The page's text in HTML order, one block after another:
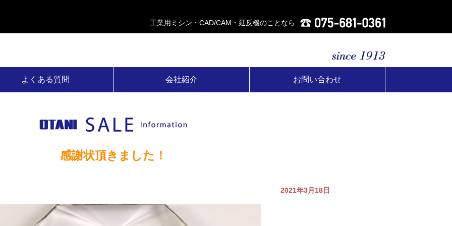
工業用ミシン・CAD/CAM・延反機のことなら
よくある質問 会社紹介 お問い合わせ
感謝状頂きました！
2021年3月18日